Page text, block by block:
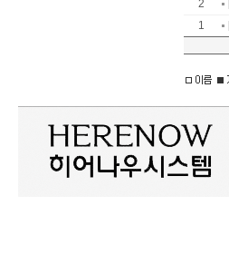
2
1